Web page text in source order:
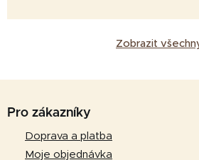
Zobrazit
Pro zákazníky
Doprava a platba
Moje objednávka